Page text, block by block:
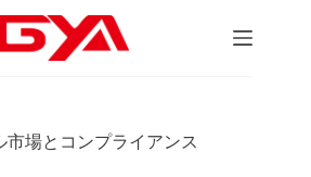
市場とコンプライアンス